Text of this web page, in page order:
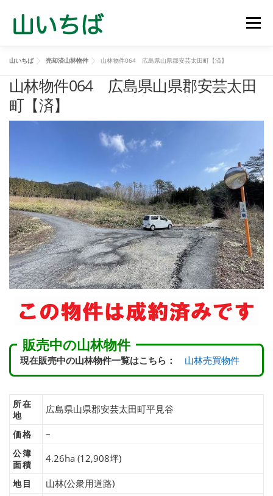
メニュ
立木買取
山いちば 売却済山林物件 山林物件064 広島県山県郡安芸太田町【済】
山林物件064 広島県山県郡安芸太田
町【済】
販売中の山林物件
現在販売中の山林物件一覧はこちら： 山林売買物件
所在
地
広島県山県郡安芸太田町平見谷
価格 –
公簿
面積
4.26ha (12,908坪)
地目 山林(公衆用道路)